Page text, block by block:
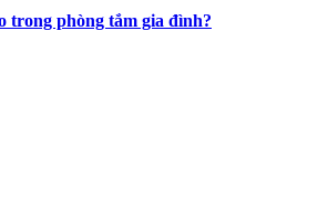
trong phòng tắm gia đình?